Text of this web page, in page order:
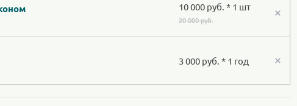
10 000 руб. * 1 шт
20 000 руб.
3 000 руб. * 1 год